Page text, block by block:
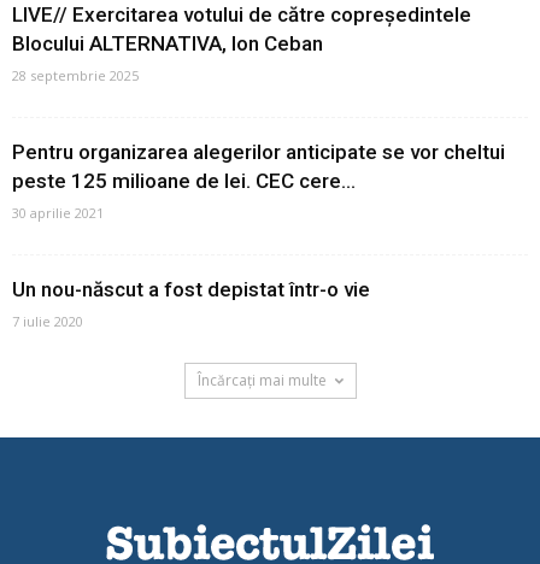
LIVE// Exercitarea votului de către copreședintele
Blocului ALTERNATIVA, Ion Ceban
28 septembrie 2025
Pentru organizarea alegerilor anticipate se vor cheltui
peste 125 milioane de lei. CEC cere...
30 aprilie 2021
Un nou-născut a fost depistat într-o vie
7 iulie 2020
Încărcați mai multe